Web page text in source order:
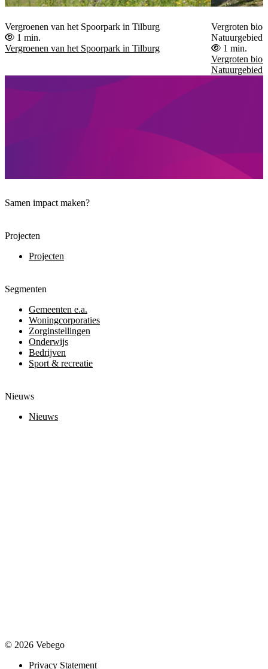
Vergroenen van het Spoorpark in Tilburg
1 min.
Vergroenen van het Spoorpark in Tilburg
Vergroten
Natuurgebied
1 min.
Vergroten
Natuurgebied
Samen impact maken?
Projecten
Projecten
Segmenten
Gemeenten e.a.
Woningcorporaties
Zorginstellingen
Onderwijs
Bedrijven
Sport & recreatie
Nieuws
Nieuws
© 2026 Vebego
Privacy Statement